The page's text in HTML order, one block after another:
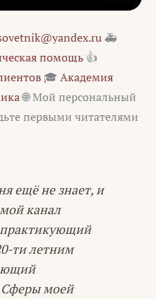
🚑
помощь 👍
🎓 Академия
🌐 Мой персональный
первыми читателями
ещё не знает, и
канал
практикующий
ти летним
моей